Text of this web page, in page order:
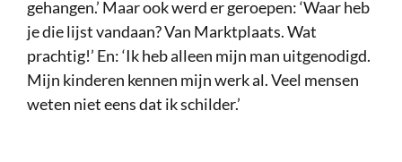
gehangen.’ Maar ook werd er geroepen: ‘Waar heb
je die lijst vandaan? Van Marktplaats. Wat
prachtig!’ En: ‘Ik heb alleen mijn man uitgenodigd.
Mijn kinderen kennen mijn werk al. Veel mensen
weten niet eens dat ik schilder.’